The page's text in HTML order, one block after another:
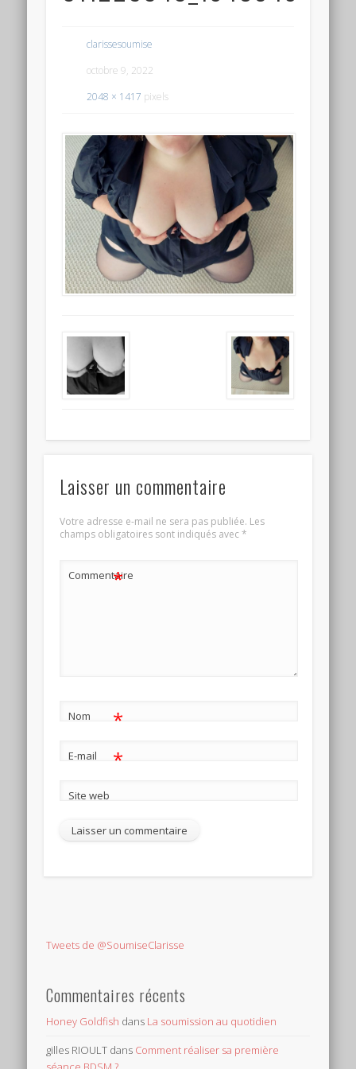
clarissesoumise
octobre 9, 2022
2048 × 1417 pixels
Laisser un commentaire
Votre adresse e-mail ne sera pas publiée. Les
champs obligatoires sont indiqués avec*
Commentaire
*
Nom *
E-mail *
Site web
Tweets de @SoumiseClarisse
Commentaires récents
Honey Goldfish dans La soumission au quotidien
gilles RIOULT dans Comment réaliser sa première